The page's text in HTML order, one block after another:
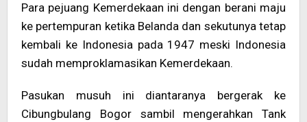
Para pejuang Kemerdekaan ini dengan berani maju
ke pertempuran ketika Belanda dan sekutunya tetap
kembali ke Indonesia pada 1947 meski Indonesia
sudah memproklamasikan Kemerdekaan.
Pasukan musuh ini diantaranya bergerak ke
Cibungbulang Bogor sambil mengerahkan Tank